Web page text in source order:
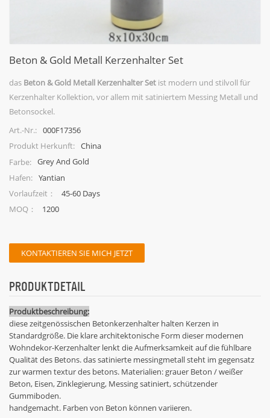
Beton & Gold Metall Kerzenhalter Set
das Beton & Gold Metall Kerzenhalter Set ist modern und stilvoll für
Kerzenhalter Kollektion, vor allem mit satiniertem Messing Metall und
Betonsockel.
Art.-Nr.: 000F17356
Produkt Herkunft: China
Farbe: Grey And Gold
Hafen: Yantian
Vorlaufzeit：
45-60 Days
MOQ：
1200
KONTAKTIEREN SIE MICH JETZT
PRODUKTDETAIL
Produktbeschreibung:
diese zeitgenössischen Betonkerzenhalter halten Kerzen in
Standardgröße. Die klare architektonische Form dieser modernen
Wohndekor-Kerzenhalter lenkt die Aufmerksamkeit auf die fühlbare
Qualität des Betons. das satinierte messingmetall steht im gegensatz
zur warmen textur des betons. Materialien: grauer Beton / weißer
Beton, Eisen, Zinklegierung, Messing satiniert, schützender
Gummiboden.
handgemacht. Farben von Beton können variieren.